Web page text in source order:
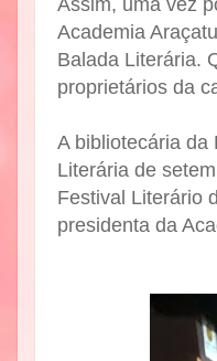
Assim, uma vez
Academia
Balada Literária.
proprietários da
A bibliotecária da
Literária de
Festival Literário
presidenta da